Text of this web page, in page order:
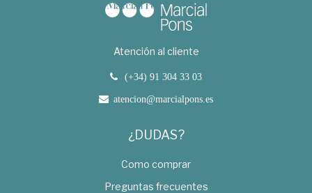
Atención al cliente
(+34) 91 304 33 03
atencion@marcialpons.es
¿DUDAS?
Como comprar
Preguntas frecuentes